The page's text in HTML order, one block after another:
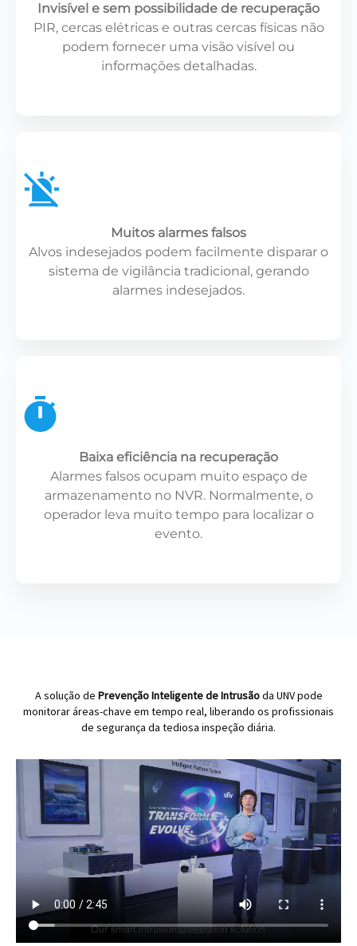
Invisível e sem possibilidade de recuperação
PIR, cercas elétricas e outras cercas físicas não
podem fornecer uma visão visível ou
informações detalhadas.
Muitos alarmes falsos
Alvos indesejados podem facilmente disparar o
sistema de vigilância tradicional, gerando
alarmes indesejados.
Baixa eficiência na recuperação
Alarmes falsos ocupam muito espaço de
armazenamento no NVR. Normalmente, o
operador leva muito tempo para localizar o
evento.
A solução de Prevenção Inteligente de Intrusãoda UNV pode
monitorar áreas-chave em tempo real, liberando os profissionais
de segurança da tediosa inspeção diária.